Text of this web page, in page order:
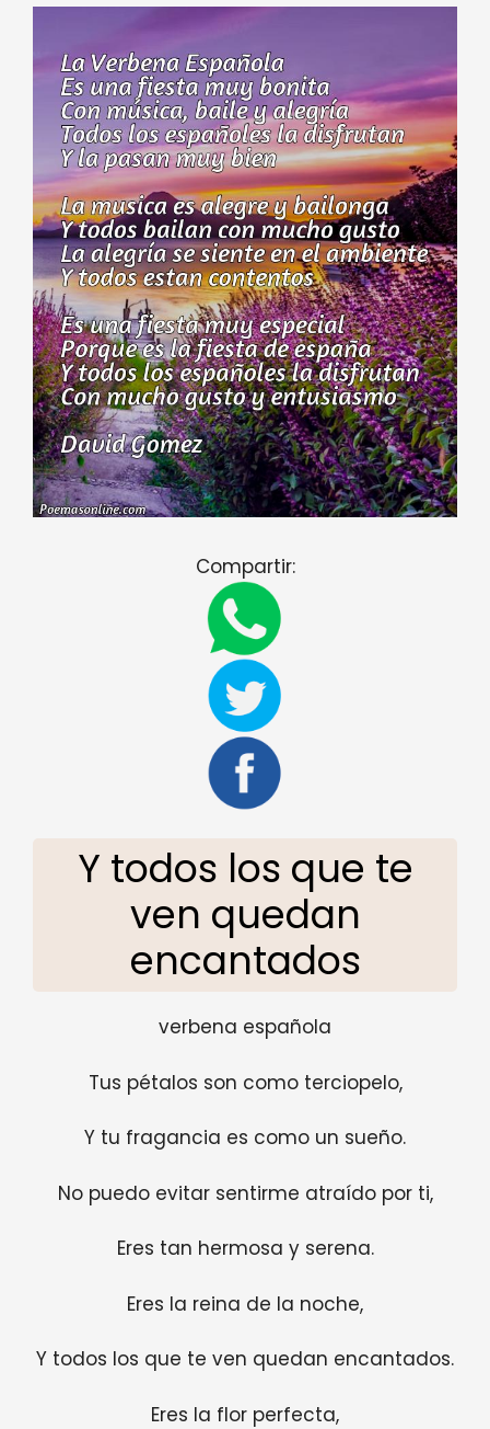
Compartir:
Y todos los que te
ven quedan
encantados
verbena española
Tus pétalos son como terciopelo,
Y tu fragancia es como un sueño.
No puedo evitar sentirme atraído por ti,
Eres tan hermosa y serena.
Eres la reina de la noche,
Y todos los que te ven quedan encantados.
Eres la flor perfecta,